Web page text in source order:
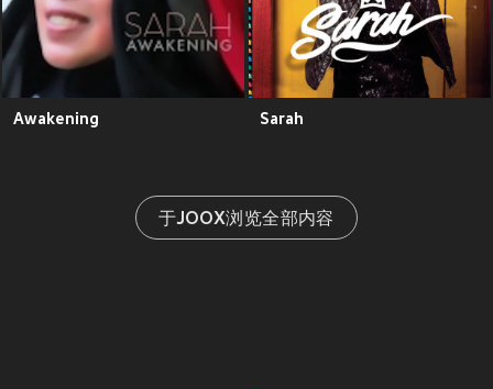
Awakening Sarah
于JOOX浏览全部内容